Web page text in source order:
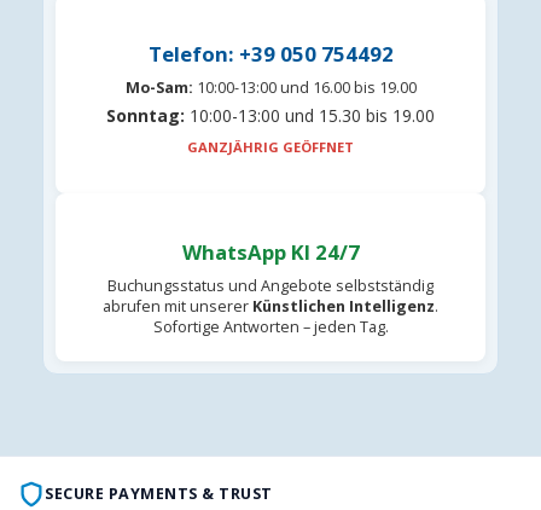
Telefon: +39 050 754492
Mo-Sam: 10:00-13:00 und 16.00 bis 19.00
Sonntag: 10:00-13:00 und 15.30 bis 19.00
GANZJÄHRIG GEÖFFNET
WhatsApp KI 24/7
Buchungsstatus und Angebote selbstständig
abrufen mit unserer Künstlichen Intelligenz.
Sofortige Antworten – jeden Tag.
SECURE PAYMENTS & TRUST